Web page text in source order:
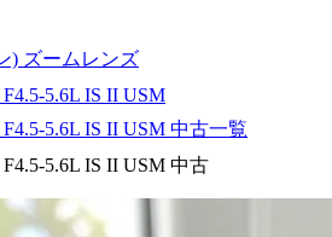
) ズームレンズ
F4.5-5.6L IS II USM
F4.5-5.6L IS II USM 中古一覧
F4.5-5.6L IS II USM 中古